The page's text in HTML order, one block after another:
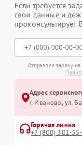
Если требуется
свои данные и
проконсультирует
Отправляя заявку
Адрес
г. Иваново, ул.
Горячая линия
+7 (800) 301-